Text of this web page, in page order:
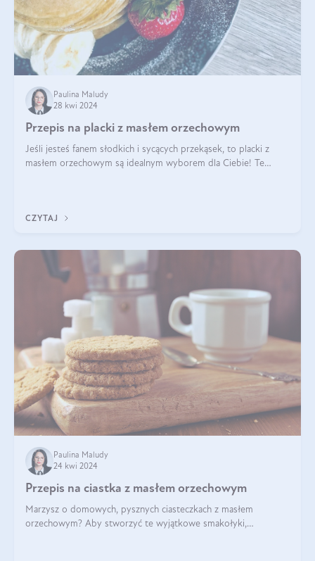
Paulina Maludy
28 kwi 2024
Przepis na placki z masłem orzechowym
Jeśli jesteś fanem słodkich i sycących przekąsek, to placki z
masłem orzechowym są idealnym wyborem dla Ciebie! Te
CZYTAJ
Paulina Maludy
24 kwi 2024
Przepis na ciastka z masłem orzechowym
Marzysz o domowych, pysznych ciasteczkach z masłem
orzechowym? Aby stworzyć te wyjątkowe smakołyki,